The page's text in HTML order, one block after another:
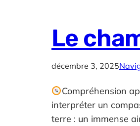
Le
décembre 3, 2025
Compréhension
interpréter un
terre : un immense